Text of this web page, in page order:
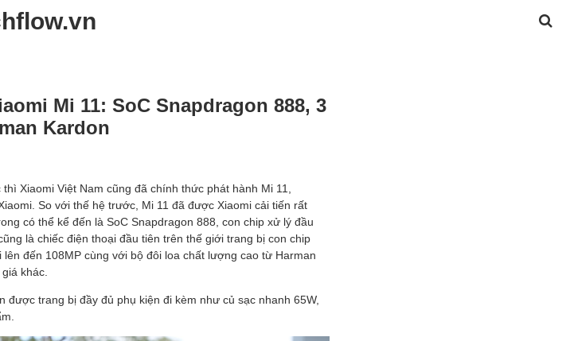
Mi 11: SoC Snapdragon 888, 3
Kardon
Xiaomi Việt Nam cũng đã chính thức phát hành Mi 11,
So với thế hệ trước, Mi 11 đã được Xiaomi cải tiến rất
có thể kể đến là SoC Snapdragon 888, con chip xử lý đầu
là chiếc điện thoại đầu tiên trên thế giới trang bị con chip
đến 108MP cùng với bộ đôi loa chất lượng cao từ Harman
khác.
trang bị đầy đủ phụ kiện đi kèm như củ sạc nhanh 65W,